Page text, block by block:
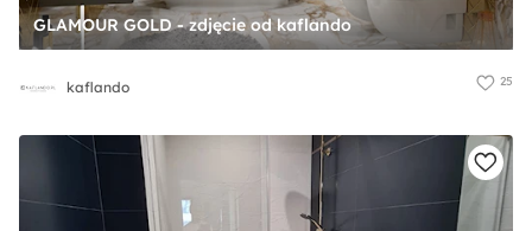
GLAMOUR GOLD - zdjęcie od kaflando
kaflando 25